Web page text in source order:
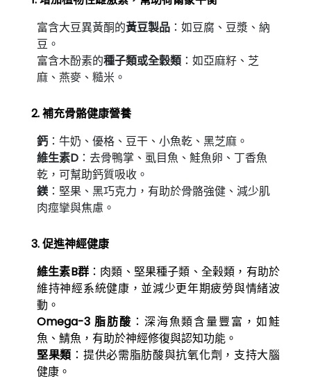
富含大豆異黃酮的黃豆製品 ：如豆腐、豆漿、納
豆。
富含木酚素的種子類或全穀類 ：如亞麻籽、芝
麻、燕麥、糙米。
2. 補充骨骼健康營養
鈣 ：牛奶、優格、豆干、小魚乾、黑芝麻。
維生素D ：去骨鴨掌、虱目魚、鮭魚卵、丁香魚
乾，可幫助鈣質吸收。
鎂 ：堅果、黑巧克力，有助於骨骼強健、減少肌
肉痙攣與焦慮。
3. 促進神經健康
維生素B群：肉類、堅果種子類、全榖類，有助於
維持神經系統健康，並減少更年期疲勞與情緒波
動。
Omega-3 脂肪酸 ：深海魚類含量豐富，如鮭
魚、鯖魚，有助於神經修復與認知功能。
堅果類 ：提供必需脂肪酸與抗氧化劑，支持大腦
健康。